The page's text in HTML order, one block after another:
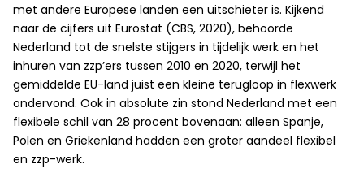
met andere Europese landen een uitschieter is. Kijkend
naar de cijfers uit Eurostat (CBS, 2020), behoorde
Nederland tot de snelste stijgers in tijdelijk werk en het
inhuren van zzp’ers tussen 2010 en 2020, terwijl het
gemiddelde EU-land juist een kleine terugloop in flexwerk
ondervond. Ook in absolute zin stond Nederland met een
flexibele schil van 28 procent bovenaan: alleen Spanje,
Polen en Griekenland hadden een groter aandeel flexibel
en zzp-werk.